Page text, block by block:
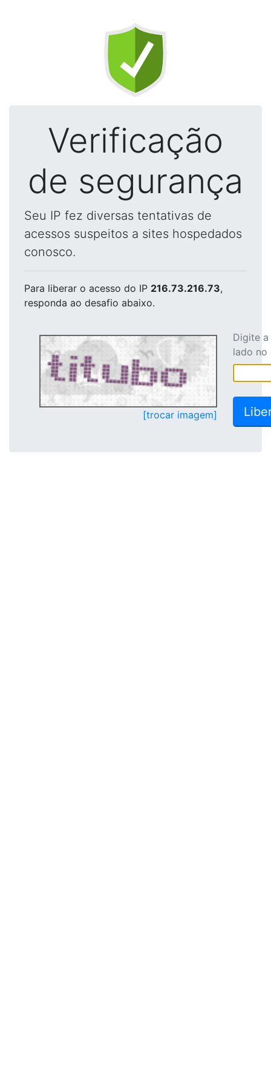
Verificação
de segurança
Seu IP fez diversas tentativas de
acessos suspeitos a sites hospedados
conosco.
Para liberar o acesso do IP 216.73.216.73,
responda ao desafio abaixo.
[trocar imagem]
Digite
lado no